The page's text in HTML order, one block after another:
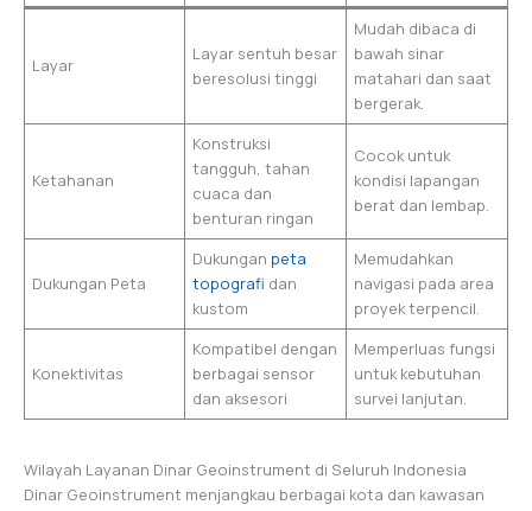
Layar
Layar sentuh besar
beresolusi tinggi
Mudah dibaca di
bawah sinar
matahari dan saat
bergerak.
Ketahanan
Konstruksi
tangguh, tahan
cuaca dan
benturan ringan
Cocok untuk
kondisi lapangan
berat dan lembap.
Dukungan Peta
Dukungan peta
topografi dan
kustom
Memudahkan
navigasi pada area
proyek terpencil.
Konektivitas
Kompatibel dengan
berbagai sensor
dan aksesori
Memperluas fungsi
untuk kebutuhan
survei lanjutan.
Wilayah Layanan Dinar Geoinstrument di Seluruh Indonesia
Dinar Geoinstrument menjangkau berbagai kota dan kawasan